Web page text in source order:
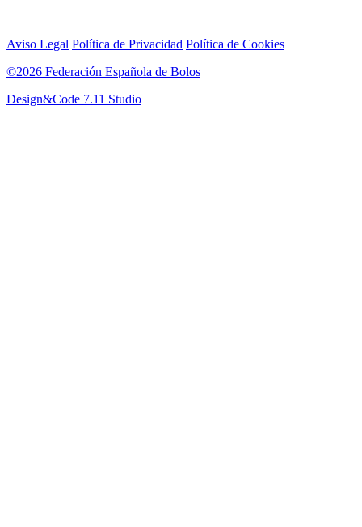
Aviso Legal Política de Privacidad Política de Cookies
©2026 Federación Española de Bolos
Design&Code 7.11 Studio